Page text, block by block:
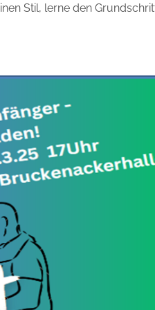
Stil, lerne den